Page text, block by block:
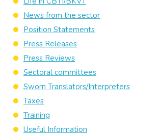
News from the sector
Position Statements
Press Releases
Press Reviews
Sectoral committees
Sworn Translators/Interpreters
Taxes
Training
Useful Information